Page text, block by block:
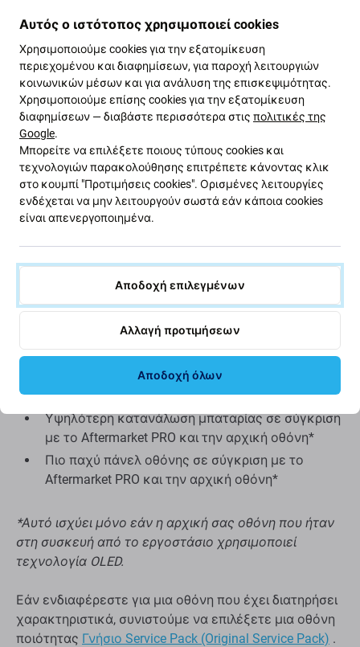
Τα πλεονεκτήματα και τα μειονεκτήματα που
αναφέρονται παρακάτω συγκρίνονται με την αρχική
οθόνη του κατασκευαστή.
Φόντα:
Χαμηλή τιμή
Χρήση τεχνολογίας LCD
Μειονεκτήματα:
Ελαφρώς ψηλότερο κάτω άκρο
Δεν είναι δυνατή η εμφάνιση αληθινού μαύρου
Μειωμένη φωτεινότητα
Χαμηλότερη ανάλυση
Χαμηλότερη αξιοπιστία
Ευρύτερο πλαίσιο γύρω από την οθόνη
Δεν υποστηρίζει το Allways on display*
Υψηλότερη κατανάλωση μπαταρίας σε σύγκριση
με το Aftermarket PRO και την αρχική οθόνη*
Πιο παχύ πάνελ οθόνης σε σύγκριση με το
Aftermarket PRO και την αρχική οθόνη*
*Αυτό ισχύει μόνο εάν η αρχική σας οθόνη που ήταν
στη συσκευή από το εργοστάσιο χρησιμοποιεί
τεχνολογία OLED.
Εάν ενδιαφέρεστε για μια οθόνη που έχει διατηρήσει
χαρακτηριστικά, συνιστούμε να επιλέξετε μια οθόνη
ποιότητας Γνήσιο Service Pack (Original Service Pack) .
Αυτός ο ιστότοπος χρησιμοποιεί cookies
Χρησιμοποιούμε cookies για την εξατομίκευση
περιεχομένου και διαφημίσεων, για παροχή λειτουργιών
κοινωνικών μέσων και για ανάλυση της επισκεψιμότητας.
Χρησιμοποιούμε επίσης cookies για την εξατομίκευση
διαφημίσεων — διαβάστε περισσότερα στις πολιτικές της
Google.
Μπορείτε να επιλέξετε ποιους τύπους cookies και
τεχνολογιών παρακολούθησης επιτρέπετε κάνοντας κλικ
στο κουμπί "Προτιμήσεις cookies". Ορισμένες λειτουργίες
ενδέχεται να μην λειτουργούν σωστά εάν κάποια cookies
είναι απενεργοποιημένα.
Αποδοχή επιλεγμένων
Αλλαγή προτιμήσεων
Αποδοχή όλων